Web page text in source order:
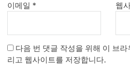
이메일 * 웹
다음 번 댓글 작성을 위해 이 브
리고 웹사이트를 저장합니다.